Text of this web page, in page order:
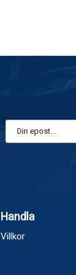
Handla
Villkor